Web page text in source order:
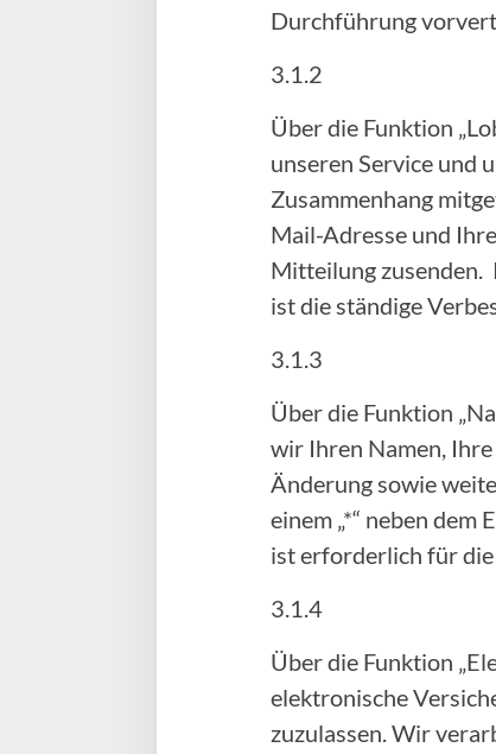
Durchführung
3.1.2
Über die Funktion
unseren Service und
Zusammenhang
Mail-Adresse und
Mitteilung zusenden.
ist die ständige
3.1.3
Über die Funktion
wir Ihren Namen,
Änderung sowie
einem „*“ neben
ist erforderlich für
3.1.4
Über die Funktion
elektronische
zuzulassen. Wir